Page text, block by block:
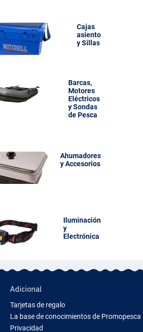
Cajas
asiento
y Sillas
Barcas,
Motores
Eléctricos
y Sondas
de Pesca
Ahumadores
y Accesorios
Iluminación
y
Electrónica
Adicional
Tarjetas de regalo
La base de conocimientos de Promopesca
Privacidad